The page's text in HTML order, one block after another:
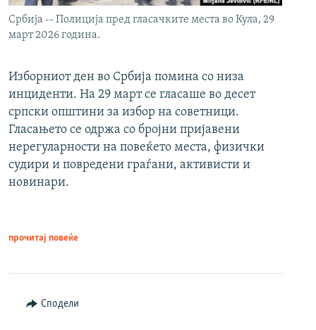
Србија -- Полиција пред гласачките места во Кула, 29
март 2026 година.
Изборниот ден во Србија помина со низа
инциденти. На 29 март се гласаше во десет
српски општини за избор на советници.
Гласањето се одржа со бројни пријавени
нерегуларности на повеќето места, физички
судири и повредени граѓани, активисти и
новинари.
прочитај повеќе
Сподели